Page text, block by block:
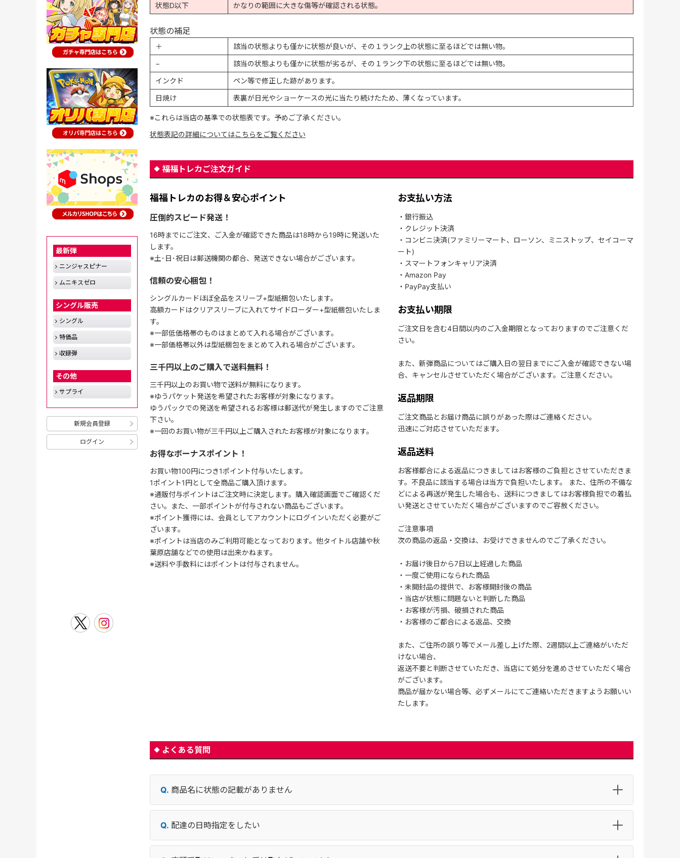
状態D以下
かなりの範囲に大きな傷等が確認される状態。
状態の補足
＋
該当の状態よりも僅かに状態が良いが、その１ランク上の状態に至るほどでは無い物。
−
該当の状態よりも僅かに状態が劣るが、その１ランク下の状態に至るほどでは無い物。
インクド
ペン等で修正した跡があります。
日焼け
表裏が日光やショーケースの光に当たり続けたため、薄くなっています。
※これらは当店の基準での状態表です。予めご了承ください。
状態表記の詳細についてはこちらをご覧ください
福福トレカご注文ガイド
福福トレカのお得＆安心ポイント
圧倒的スピード発送！
16時までにご注文、ご入金が確認できた商品は18時から19時に発送いた
します。
※土･日･祝日は郵送機関の都合、発送できない場合がございます。
信頼の安心梱包！
シングルカードほぼ全品をスリーブ+型紙梱包いたします。
高額カードはクリアスリーブに入れてサイドローダー+型紙梱包いたしま
す。
※一部低価格帯のものはまとめて入れる場合がございます。
※一部価格帯以外は型紙梱包をまとめて入れる場合がございます。
三千円以上のご購入で送料無料！
三千円以上のお買い物で送料が無料になります。
※ゆうパケット発送を希望されたお客様が対象になります。
ゆうパックでの発送を希望されるお客様は郵送代が発生しますのでご注意
下さい。
※一回のお買い物が三千円以上ご購入されたお客様が対象になります。
お得なボーナスポイント！
お買い物100円につき1ポイント付与いたします。
1ポイント1円として全商品ご購入頂けます。
※通販付与ポイントはご注文時に決定します。購入確認画面でご確認くだ
さい。また、一部ポイントが付与されない商品もございます。
※ポイント獲得には、会員としてアカウントにログインいただく必要がご
ざいます。
※ポイントは当店のみご利用可能となっております。他タイトル店舗や秋
葉原店舗などでの使用は出来かねます。
※送料や手数料にはポイントは付与されません。
お支払い方法
・銀行振込
・クレジット決済
・コンビニ決済(ファミリーマート、ローソン、ミニストップ、セイコーマ
ート)
・スマートフォンキャリア決済
・Amazon Pay
・PayPay支払い
お支払い期限
ご注文日を含む4日間以内のご入金期限となっておりますのでご注意くだ
さい。
また、新弾商品についてはご購入日の翌日までにご入金が確認できない場
合、キャンセルさせていただく場合がございます。ご注意ください。
返品期限
ご注文商品とお届け商品に誤りがあった際はご連絡ください。
迅速にご対応させていただます。
返品送料
お客様都合による返品につきましてはお客様のご負担とさせていただきま
す。不良品に該当する場合は当方で負担いたします。 また、住所の不備な
どによる再送が発生した場合も、送料につきましてはお客様負担での着払
い発送とさせていただく場合がございますのでご容赦ください。
ご注意事項
次の商品の返品・交換は、お受けできませんのでご了承ください。
・お届け後日から7日以上経過した商品
・一度ご使用になられた商品
・未開封品の提供で、お客様開封後の商品
・当店が状態に問題ないと判断した商品
・お客様が汚損、破損された商品
・お客様のご都合による返品、交換
また、ご住所の誤り等でメール差し上げた際、2週間以上ご連絡がいただ
けない場合、
返送不要と判断させていただき、当店にて処分を進めさせていただく場合
がございます。
商品が届かない場合等、必ずメールにてご連絡いただきますようお願いい
たします。
よくある質問
商品名に状態の記載がありません
配達の日時指定をしたい
最新弾
ニンジャスピナー
ムニキスゼロ
シングル販売
シングル
特価品
収録弾
その他
サプライ
新規会員登録
ログイン